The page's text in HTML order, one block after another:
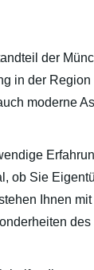
der
in der
moderne
ob Sie
Ihnen
des